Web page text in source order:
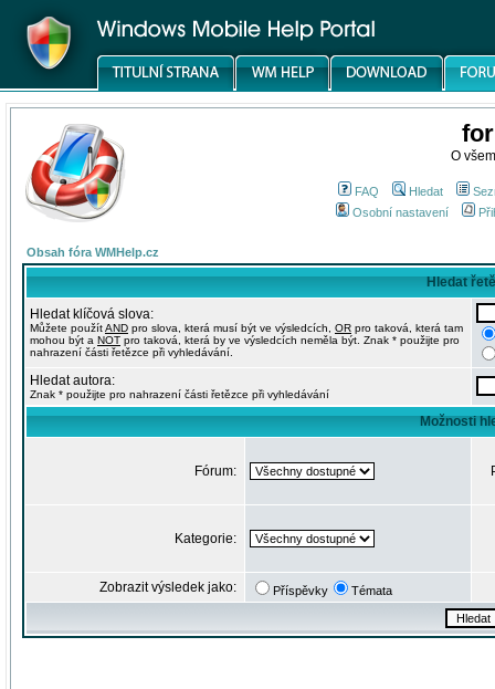
O
FAQ Hledat
Osobní nastavení
Obsah fóra WMHelp.cz
Hledat
Hledat klíčová slova:
Můžete použítAND pro slova, která musí být ve výsledcích, OR pro taková, která tam
mohou být a NOT pro taková, která by ve výsledcích neměla být. Znak * použijte pro
nahrazení části řetězce při vyhledávání.
Hledat autora:
Znak * použijte pro nahrazení části řetězce při vyhledávání
Možnosti
Fórum:
Kategorie:
Zobrazit výsledek jako: Příspěvky Témata